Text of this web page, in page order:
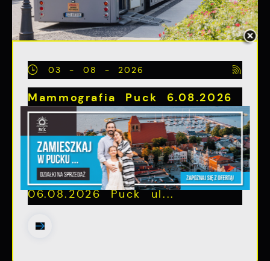
03 - 08 - 2026
Mammografia Puck 6.08.2026
Letnia mammograficzna
ofensywa – kobieto, nie
czekaj, badaj się! •
06.08.2026 Puck ul...